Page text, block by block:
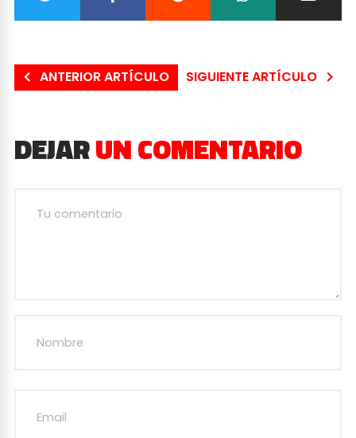
ANTERIOR ARTÍCULO SIGUIENTE ARTÍCULO
DEJARUN COMENTARIO